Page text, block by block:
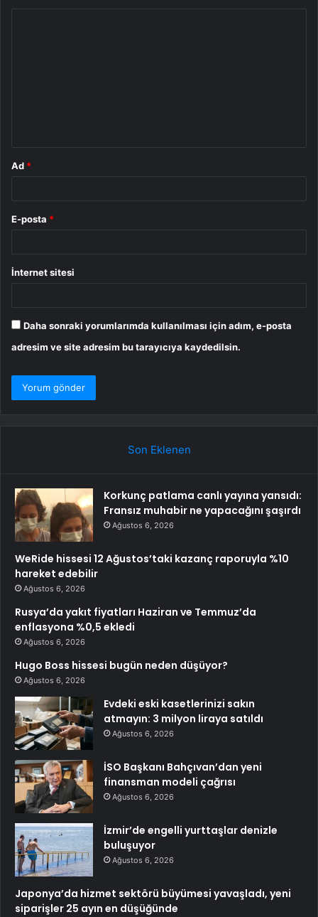
Ad *
E-posta *
İnternet sitesi
Daha sonraki yorumlarımda kullanılması için adım, e-posta
adresim ve site adresim bu tarayıcıya kaydedilsin.
Son Eklenen
Korkunç patlama canlı yayına yansıdı:
Fransız muhabir ne yapacağını şaşırdı
Ağustos 6, 2026
WeRide hissesi 12 Ağustos’taki kazanç raporuyla %10
hareket edebilir
Ağustos 6, 2026
Rusya’da yakıt fiyatları Haziran ve Temmuz’da
enflasyona %0,5 ekledi
Ağustos 6, 2026
Hugo Boss hissesi bugün neden düşüyor?
Ağustos 6, 2026
Evdeki eski kasetlerinizi sakın
atmayın: 3 milyon liraya satıldı
Ağustos 6, 2026
İSO Başkanı Bahçıvan’dan yeni
finansman modeli çağrısı
Ağustos 6, 2026
İzmir’de engelli yurttaşlar denizle
buluşuyor
Ağustos 6, 2026
Japonya’da hizmet sektörü büyümesi yavaşladı, yeni
siparişler 25 ayın en düşüğünde